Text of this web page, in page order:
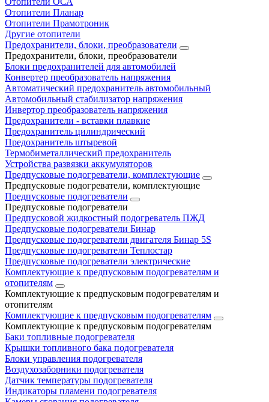
Отопители Планар
Отопители Прамотроник
Другие отопители
Предохранители, блоки, преобразователи
Предохранители, блоки, преобразователи
Блоки предохранителей для автомобилей
Конвертер преобразователь напряжения
Автоматический предохранитель автомобильный
Автомобильный стабилизатор напряжения
Инвертор преобразователь напряжения
Предохранители - вставки плавкие
Предохранитель цилиндрический
Предохранитель штыревой
Термобиметаллический предохранитель
Устройства развязки аккумуляторов
Предпусковые подогреватели, комплектующие
Предпусковые подогреватели, комплектующие
Предпусковые подогреватели
Предпусковые подогреватели
Предпусковой жидкостный подогреватель ПЖД
Предпусковые подогреватели Бинар
Предпусковые подогреватели двигателя Бинар 5S
Предпусковые подогреватели Теплостар
Предпусковые подогреватели электрические
Комплектующие к предпусковым подогревателям и
отопителям
Комплектующие к предпусковым подогревателям и
отопителям
Комплектующие к предпусковым подогревателям
Комплектующие к предпусковым подогревателям
Баки топливные подогревателя
Крышки топливного бака подогревателя
Блоки управления подогревателя
Воздухозаборники подогревателя
Датчик температуры подогревателя
Индикаторы пламени подогревателя